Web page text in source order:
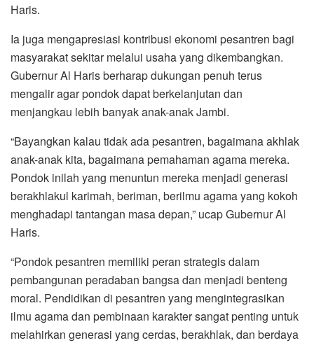
Haris.
Ia juga mengapresiasi kontribusi ekonomi pesantren bagi
masyarakat sekitar melalui usaha yang dikembangkan.
Gubernur Al Haris berharap dukungan penuh terus
mengalir agar pondok dapat berkelanjutan dan
menjangkau lebih banyak anak-anak Jambi.
“Bayangkan kalau tidak ada pesantren, bagaimana akhlak
anak-anak kita, bagaimana pemahaman agama mereka.
Pondok inilah yang menuntun mereka menjadi generasi
berakhlakul karimah, beriman, berilmu agama yang kokoh
menghadapi tantangan masa depan,” ucap Gubernur Al
Haris.
“Pondok pesantren memiliki peran strategis dalam
pembangunan peradaban bangsa dan menjadi benteng
moral. Pendidikan di pesantren yang mengintegrasikan
ilmu agama dan pembinaan karakter sangat penting untuk
melahirkan generasi yang cerdas, berakhlak, dan berdaya